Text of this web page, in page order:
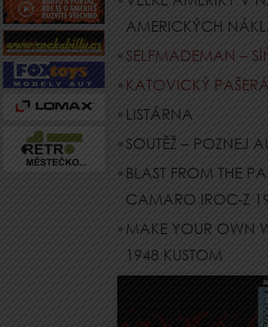
AMERICKÝCH
SELFMADEMAN –
KATOVICKÝ
LISTÁRNA
SOUTĚŽ – POZNEJ
BLAST FROM THE
CAMARO IROC-Z
MAKE YOUR OWN
1948 KUSTOM